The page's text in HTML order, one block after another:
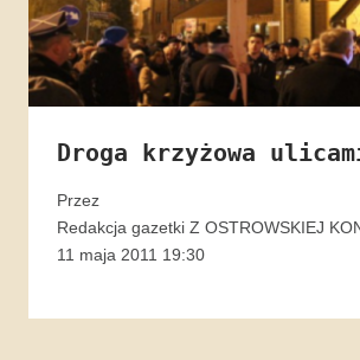
Droga krzyżowa
Przez
Redakcja gazetki Z OSTROWSKIEJ
11 maja 2011 19:30